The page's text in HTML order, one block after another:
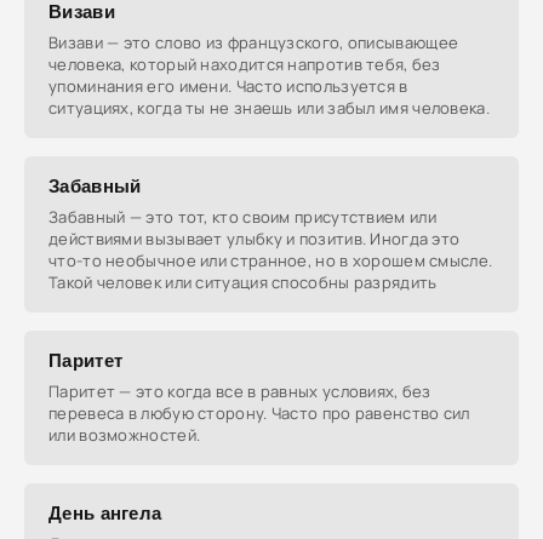
Визави
Визави — это слово из французского, описывающее
человека, который находится напротив тебя, без
упоминания его имени. Часто используется в
ситуациях, когда ты не знаешь или забыл имя человека.
Забавный
Забавный — это тот, кто своим присутствием или
действиями вызывает улыбку и позитив. Иногда это
что-то необычное или странное, но в хорошем смысле.
Такой человек или ситуация способны разрядить
Паритет
Паритет — это когда все в равных условиях, без
перевеса в любую сторону. Часто про равенство сил
или возможностей.
День ангела